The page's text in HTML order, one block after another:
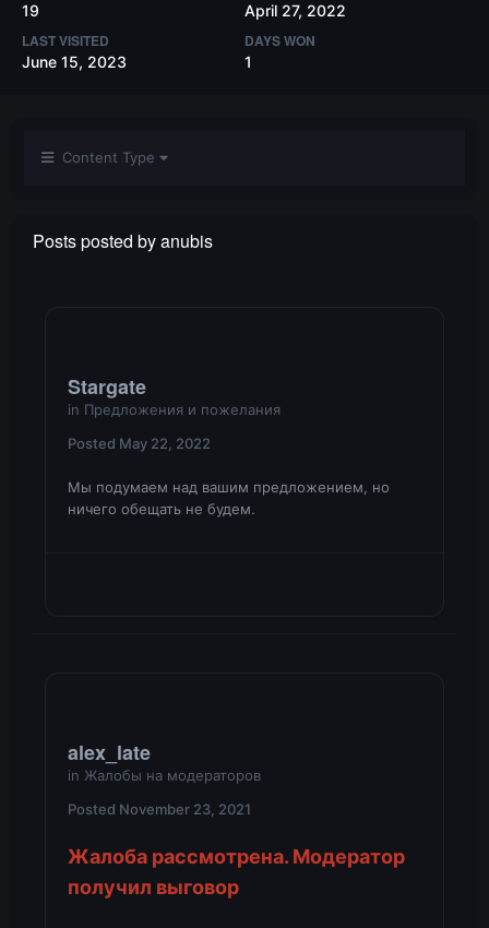
19 April 27, 2022
LAST VISITED
June 15, 2023
DAYS WON
1
Content Type
Posts posted by anubis
Stargate
in Предложения и пожелания
Posted May 22, 2022
Мы подумаем над вашим предложением, но
ничего обещать не будем.
alex_late
in Жалобы на модераторов
Posted November 23, 2021
Жалоба рассмотрена. Модератор
получил выговор